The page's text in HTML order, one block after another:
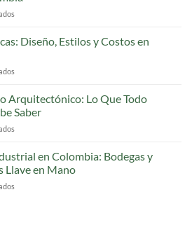
Estructural
que
Metálicas
Casas
y
Diseño, Estilos y Costos en
Metálicas:
Diseño,
Estilos
en
Colombia
Arquitectónico: Lo Que Todo
Saber
10
Diseño
en Colombia: Bodegas y
Llave en Mano